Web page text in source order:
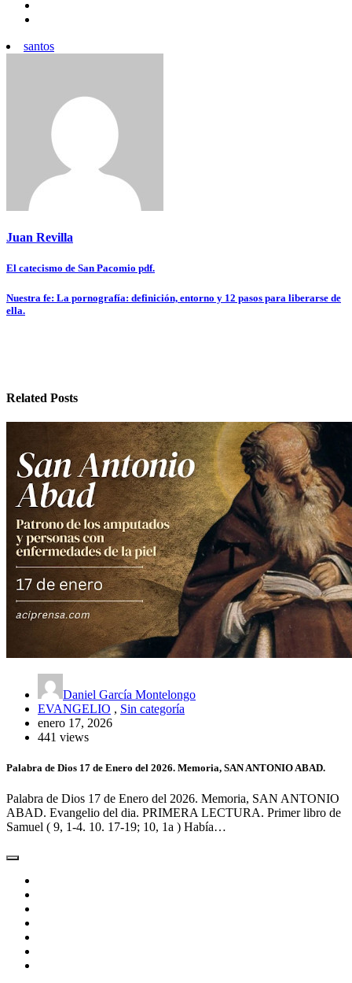
santos
Juan Revilla
Navegación
de
entradas
El catecismo de San Pacomio pdf.
Nuestra fe: La pornografía: definición, entorno y 12 pasos para liberarse de
ella.
Related Posts
Daniel García Montelongo
EVANGELIO , Sin categoría
enero 17, 2026
441 views
Palabra de Dios 17 de Enero del 2026. Memoria, SAN ANTONIO ABAD.
Palabra de Dios 17 de Enero del 2026. Memoria, SAN ANTONIO
ABAD. Evangelio del dia. PRIMERA LECTURA. Primer libro de
Samuel ( 9, 1-4. 10. 17-19; 10, 1a ) Había…